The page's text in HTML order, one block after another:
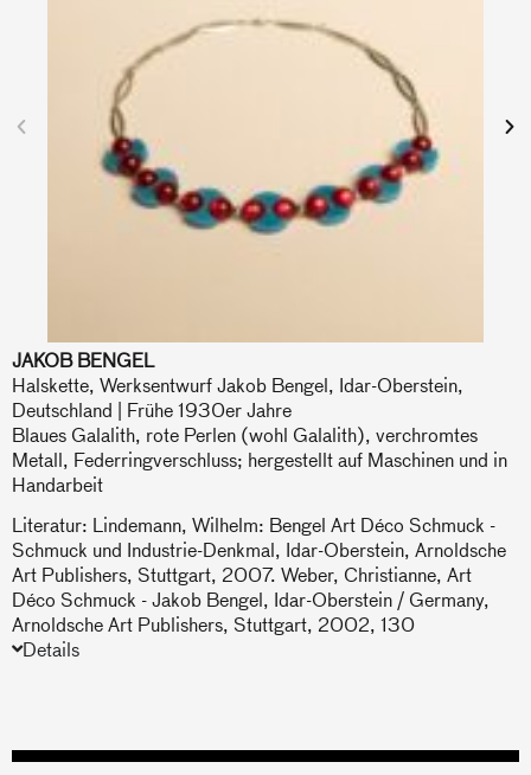
JAKOB BENGEL
Halskette, Werksentwurf Jakob Bengel, Idar-Oberstein,
Deutschland | Frühe 1930er Jahre
Blaues Galalith, rote Perlen (wohl Galalith), verchromtes
Metall, Federringverschluss; hergestellt auf Maschinen und in
Handarbeit
Literatur: Lindemann, Wilhelm: Bengel Art Déco Schmuck -
Schmuck und Industrie-Denkmal, Idar-Oberstein, Arnoldsche
Art Publishers, Stuttgart, 2007. Weber, Christianne, Art
Déco Schmuck - Jakob Bengel, Idar-Oberstein / Germany,
Arnoldsche Art Publishers, Stuttgart, 2002, 130
Details